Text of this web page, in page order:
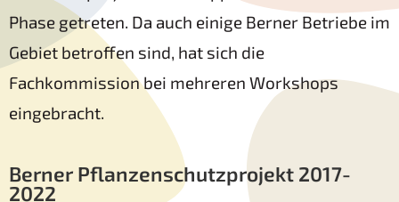
Phase getreten. Da auch einige Berner Betriebe im
Gebiet betroffen sind, hat sich die
Fachkommission bei mehreren Workshops
eingebracht.
Berner Pflanzenschutzprojekt 2017-
2022